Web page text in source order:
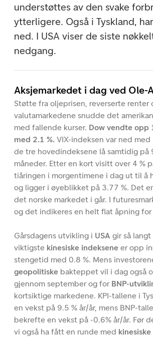
understøttes av den svake
ytterligere. Også i Tyskland,
ned. I USA viser de siste
nedgang.
Aksjemarkedet i dag ved Ole-
Støtte fra oljeprisen, reverserte
valutamarkedene snudde det
med fallende kurser. Dow vendte opp
med 2.1 %.VIX-indeksen var ned
de tre hovedindeksene lå samtidig
måneder. Etter en kort visitt over 4 %
tiåringen i morgentimene i dag ut til
og ligger i øyeblikket på 3.77 %. Det
det norske markedet i går. I
og det indikeres en helt flat åpning
Gårsdagens utvikling i USAgir så
viktigste kinesiske indeksene er opp
stengetid med 0.8 %. Mens
geopolitiske bakteppet vil i dag også
gjennom september og for BNP-
kortsiktige markedene. KPI-tallene i
en vekst på 9.5 % år/år, mens BNP-
bekrefte en vekst på -0.6% år/år. Før
vi også ha fått en runde med